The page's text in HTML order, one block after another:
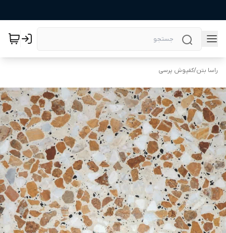
راسا بتن/کفپوش پرسی